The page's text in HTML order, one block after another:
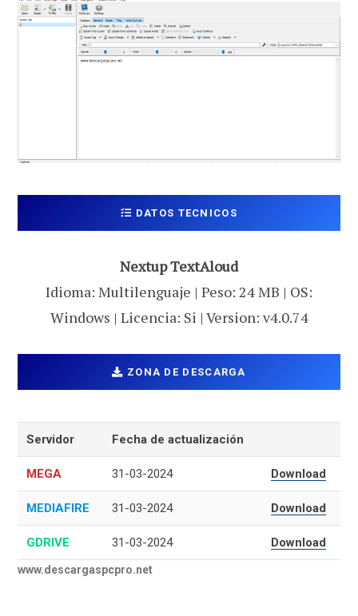
DATOS TECNICOS
Nextup TextAloud
Idioma: Multilenguaje | Peso: 24 MB | OS:
Windows | Licencia: Si | Version: v4.0.74
ZONA DE DESCARGA
Servidor Fecha de actualización
MEGA 31-03-2024 Download
MEDIAFIRE 31-03-2024 Download
GDRIVE 31-03-2024 Download
www.descargaspcpro.net